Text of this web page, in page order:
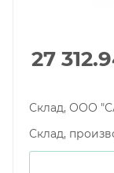
27
Склад, ООО
Склад,